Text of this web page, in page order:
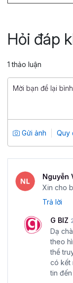
Hỏi đáp
1 thảo luận
Gửi ảnh Quy
Nguyễn
Xin cho
Trả lời
G BIZ
Dạ
theo
thể
có kết
tin đến